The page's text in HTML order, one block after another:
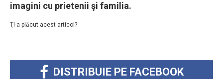
imagini cu prietenii şi familia.
Ţi-a plăcut acest articol?
DISTRIBUIE PE FACEBOOK